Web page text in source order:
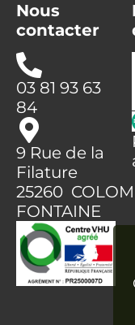
Nous
contacter
03 81 93 63
84
9 Rue de la
Filature
25260
FONTAINE